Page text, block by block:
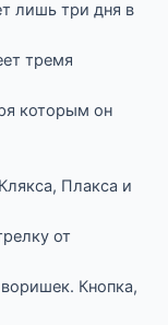
лишь три дня в
тремя
которым он
Плакса и
от
Кнопка,